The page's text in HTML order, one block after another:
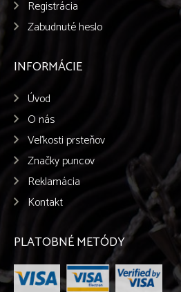
Registrácia
Zabudnuté heslo
INFORMÁCIE
Úvod
O nás
Veľkosti prsteňov
Značky puncov
Reklamácia
Kontakt
PLATOBNÉ METÓDY